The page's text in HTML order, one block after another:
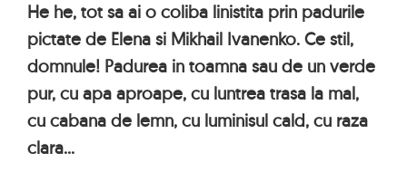
He he, tot sa ai o coliba linistita prin padurile
pictate de Elena si Mikhail Ivanenko. Ce stil,
domnule! Padurea in toamna sau de un verde
pur, cu apa aproape, cu luntrea trasa la mal,
cu cabana de lemn, cu luminisul cald, cu raza
clara...